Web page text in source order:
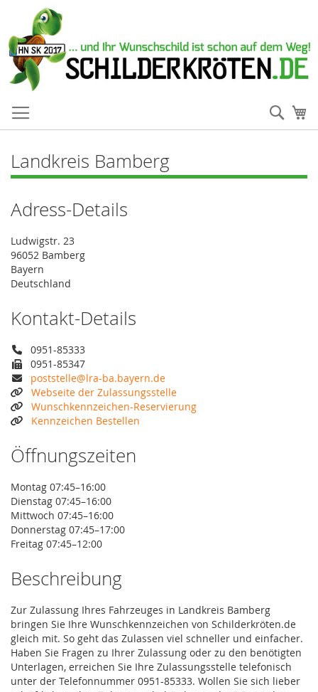
Landkreis Bamberg
Adress-Details
Ludwigstr. 23
96052 Bamberg
Bayern
Deutschland
Kontakt-Details
0951-85333
0951-85347
poststelle@lra-ba.bayern.de
Webseite der Zulassungsstelle
Wunschkennzeichen-Reservierung
Kennzeichen Bestellen
Öffnungszeiten
Montag 07:45–16:00
Dienstag 07:45–16:00
Mittwoch 07:45–16:00
Donnerstag 07:45–17:00
Freitag 07:45–12:00
Beschreibung
Zur Zulassung Ihres Fahrzeuges in Landkreis Bamberg
bringen Sie Ihre Wunschkennzeichen von Schilderkröten.de
gleich mit. So geht das Zulassen viel schneller und einfacher.
Haben Sie Fragen zu Ihrer Zulassung oder zu den benötigten
Unterlagen, erreichen Sie Ihre Zulassungsstelle telefonisch
unter der Telefonnummer 0951-85333. Wollen Sie sich lieber